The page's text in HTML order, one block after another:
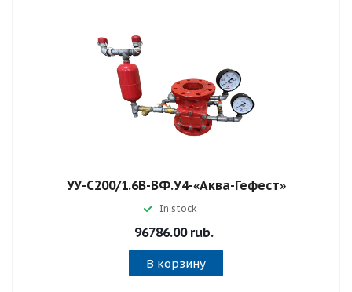
УУ-С200/1.6В-ВФ.У4-«Аква-Гефест»
In stock
96786.00 rub.
В корзину